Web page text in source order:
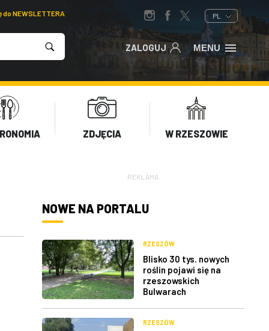
do NEWSLETTERA PL
ZALOGUJ MENU
ZDJĘCIA W RZESZOWIE
REKLAMA
NOWE NA PORTALU
RZESZÓW
Blisko 30 tys. nowych
roślin pojawi się na
rzeszowskich
Bulwarach
RZESZÓW